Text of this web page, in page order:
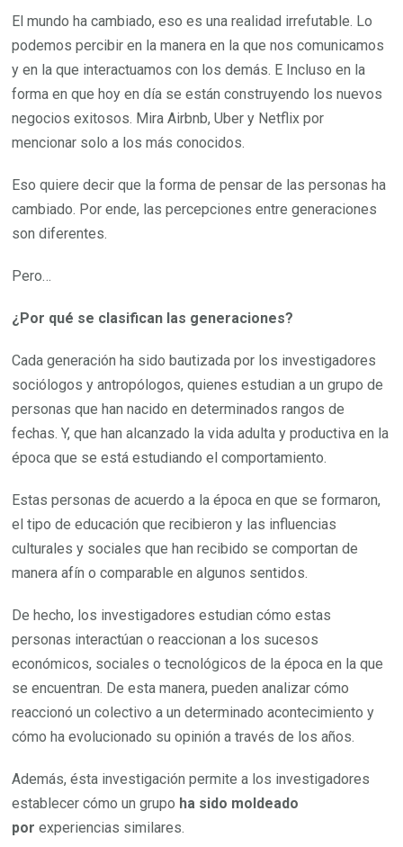
El mundo ha cambiado, eso es una realidad irrefutable. Lo
podemos percibir en la manera en la que nos comunicamos
y en la que interactuamos con los demás. E Incluso en la
forma en que hoy en día se están construyendo los nuevos
negocios exitosos. Mira Airbnb, Uber y Netflix por
mencionar solo a los más conocidos.
Eso quiere decir que la forma de pensar de las personas ha
cambiado. Por ende, las percepciones entre generaciones
son diferentes.
Pero…
¿Por qué se clasifican las generaciones?
Cada generación ha sido bautizada por los investigadores
sociólogos y antropólogos, quienes estudian a un grupo de
personas que han nacido en determinados rangos de
fechas. Y, que han alcanzado la vida adulta y productiva en la
época que se está estudiando el comportamiento.
Estas personas de acuerdo a la época en que se formaron,
el tipo de educación que recibieron y las influencias
culturales y sociales que han recibido se comportan de
manera afín o comparable en algunos sentidos.
De hecho, los investigadores estudian cómo estas
personas interactúan o reaccionan a los sucesos
económicos, sociales o tecnológicos de la época en la que
se encuentran. De esta manera, pueden analizar cómo
reaccionó un colectivo a un determinado acontecimiento y
cómo ha evolucionado su opinión a través de los años.
Además, ésta investigación permite a los investigadores
establecer cómo un grupo ha sido moldeado
por experiencias similares.